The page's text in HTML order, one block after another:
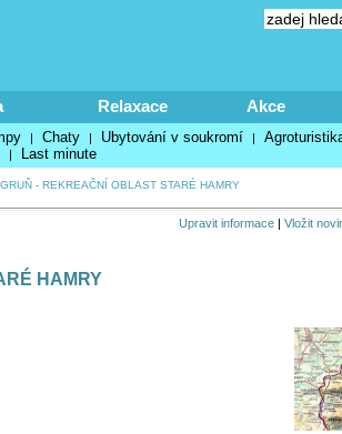
Relaxace Akce
| Chaty | Ubytování v soukromí |
| Last minute
GRUŇ - REKREAČNÍ OBLAST STARÉ HAMRY
Upravit informace| Vložit
HAMRY